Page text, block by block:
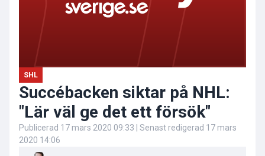
SHL
Succébacken siktar på NHL:
"Lär väl ge det ett försök"
Publicerad 17 mars 2020 09:33 | Senast redigerad 17 mars
2020 14:06